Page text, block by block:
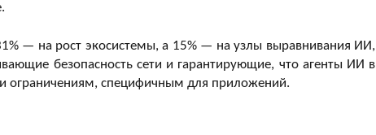
— на рост экосистемы, а 15% — на узлы выравнивания ИИ,
безопасность сети и гарантирующие, что агенты ИИ в
и ограничениям, специфичным для приложений.